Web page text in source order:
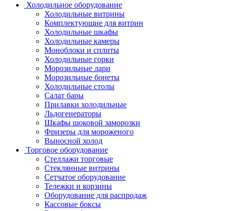
Холодильное оборудование
Холодильные витрины
Комплектующие для витрин
Холодильные шкафы
Холодильные камеры
Моноблоки и сплиты
Холодильные горки
Морозильные лари
Морозильные бонеты
Холодильные столы
Салат бары
Прилавки холодильные
Льдогенераторы
Шкафы шоковой заморозки
Фризеры для мороженого
Выносной холод
Торговое оборудование
Стеллажи торговые
Стеклянные витрины
Сетчатое оборудование
Тележки и корзины
Оборудование для распродаж
Кассовые боксы